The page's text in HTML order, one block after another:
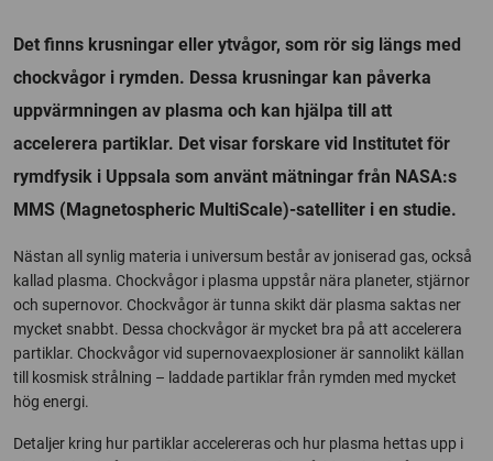
Det finns krusningar eller ytvågor, som rör sig längs med
chockvågor i rymden. Dessa krusningar kan påverka
uppvärmningen av plasma och kan hjälpa till att
accelerera partiklar. Det visar forskare vid Institutet för
rymdfysik i Uppsala som använt mätningar från NASA:s
MMS (Magnetospheric MultiScale)-satelliter i en studie.
Nästan all synlig materia i universum består av joniserad gas, också
kallad plasma. Chockvågor i plasma uppstår nära planeter, stjärnor
och supernovor. Chockvågor är tunna skikt där plasma saktas ner
mycket snabbt. Dessa chockvågor är mycket bra på att accelerera
partiklar. Chockvågor vid supernovaexplosioner är sannolikt källan
till kosmisk strålning – laddade partiklar från rymden med mycket
hög energi.
Detaljer kring hur partiklar accelereras och hur plasma hettas upp i